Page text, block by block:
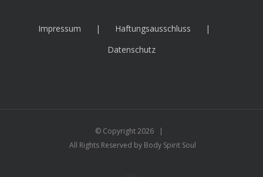
Impressum
Haftungsausschluss
Datenschutz
© Copyright2026 |
All Rights Reserved by Body Spirit Soul